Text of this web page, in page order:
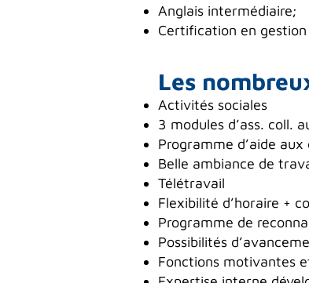
Anglais intermédiaire;
Certification en
Les
Activités sociales
3 modules d’ass. coll.
Programme d’aide
Belle ambiance de
Télétravail
Flexibilité d’horaire +
Programme de
Possibilités
Fonctions motivantes